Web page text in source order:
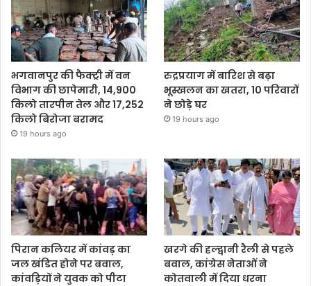
भगवानपुर की फैक्ट्री में वन
विभाग की छापेमारी, 14,900
किलो तारपीन तेल और 17,252
किलो बिरोजा बरामद
19 hours ago
रुद्रप्रयाग में बारिश से बढ़ा
भूस्खलन का खतरा, 10 परिवारों
ने छोड़े घर
19 hours ago
पिरान कलियर में कांवड़ का
जल खंडित होने पर बवाल,
कांवड़ियों ने युवक को पीटा
खरगे की हल्द्वानी रैली से पहले
बवाल, कांग्रेस नेताओं ने
कोतवाली में दिया धरना